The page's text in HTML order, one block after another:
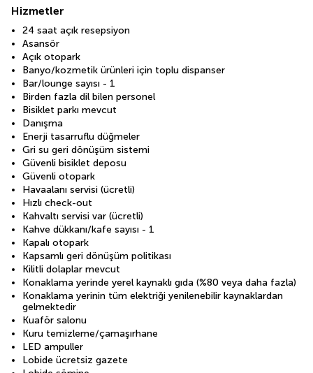
Hizmetler
24 saat açık resepsiyon
Asansör
Açık otopark
Banyo/kozmetik ürünleri için toplu dispanser
Bar/lounge sayısı - 1
Birden fazla dil bilen personel
Bisiklet parkı mevcut
Danışma
Enerji tasarruflu düğmeler
Gri su geri dönüşüm sistemi
Güvenli bisiklet deposu
Güvenli otopark
Havaalanı servisi (ücretli)
Hızlı check-out
Kahvaltı servisi var (ücretli)
Kahve dükkanı/kafe sayısı - 1
Kapalı otopark
Kapsamlı geri dönüşüm politikası
Kilitli dolaplar mevcut
Konaklama yerinde yerel kaynaklı gıda (%80 veya daha fazla)
Konaklama yerinin tüm elektriği yenilenebilir kaynaklardan
gelmektedir
Kuaför salonu
Kuru temizleme/çamaşırhane
LED ampuller
Lobide ücretsiz gazete